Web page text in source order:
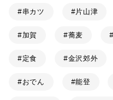
串カツ 片山津
加賀 蕎麦
定食 金沢郊外
おでん 能登